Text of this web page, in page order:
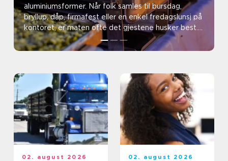
aluminiumsformer. Når folk samles til bursdag,
bryllup, dåp, firmafest eller en enkel fredagslunsj på
kontoret, er maten ofte det gjestene husker best.
I...
02. august 2026 02. august 2026